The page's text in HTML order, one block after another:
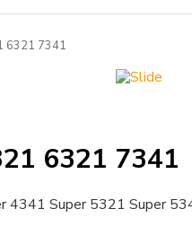
6321 7341
6321 7341
Super 5321 Super